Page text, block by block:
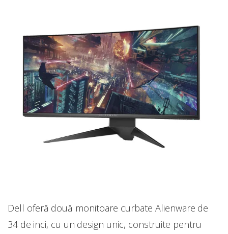
Dell oferă două monitoare curbate Alienware de
34 de inci, cu un design unic, construite pentru